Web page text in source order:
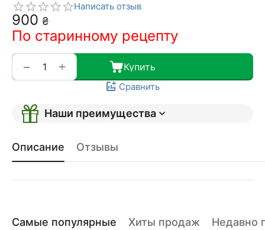
Написать отзыв
‍900‍ ₴
По старинному рецепту
+
− Купить
Сравнить
Наши преимущества
Описание Отзывы
Самые популярные Хиты продаж Недавно